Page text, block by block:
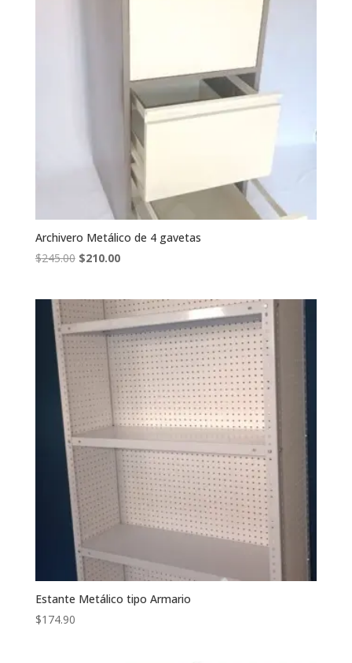
Archivero Metálico de 4 gavetas
$245.00 El
era:
$245.00.
$210.00El
es:
$210.00.
Estante Metálico tipo Armario
$174.90